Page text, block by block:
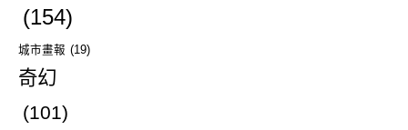
(154)
城市畫報 (19)
奇幻
(101)